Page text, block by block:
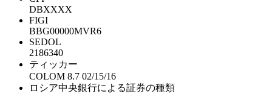
DBXXXX
FIGI
BBG00000MVR6
SEDOL
2186340
ティッカー
COLOM 8.7 02/15/16
ロシア中央銀行による証券の種類